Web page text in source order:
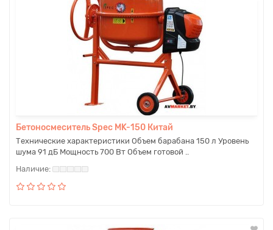
Бетоносмеситель Spec MK-150 Китай
Технические характеристики Объем барабана 150 л Уровень
шума 91 дБ Мощность 700 Вт Объем готовой ..